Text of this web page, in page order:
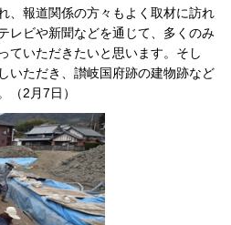
、報道関係の方々もよく取材に訪れ
レビや新聞などを通じて、多くのみ
ていただきたいと思います。そし
いただき、讃岐国府跡の建物跡など
（2月7日）